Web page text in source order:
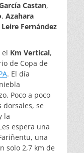
Castan,
, Azahara
Leire Fernández
el Km Vertical,
de Copa de
. El día
Poco a poco
dorsales, se
la
espera una
una
solo 2,7 km de